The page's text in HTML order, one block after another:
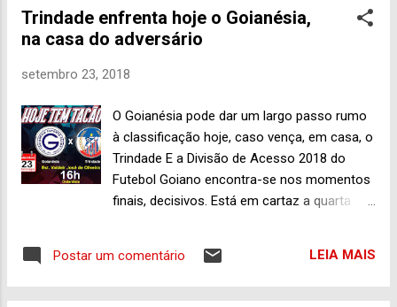
evento morno demais da conta,
principalmente fora dos limites da internet e
obedece quem tem juízo. Muito bem, caso
e aqui ) já divulgadas até hoje sobre a
corrida pelo comando do Governo de Goiás
primeiro turno, em 7 de outubro. Claro, no
Casa Verde”. Ronaldo Caiado (DEM) lidera,
Trindade enfrenta hoje o Goianésia,
na casa do adversário
setembro 23, 2018
O Goianésia pode dar um largo passo rumo
à classificação hoje, caso vença, em casa, o
Trindade E a Divisão de Acesso 2018 do
Futebol Goiano encontra-se nos momentos
finais, decisivos. Está em cartaz a quarta
(16 pontos, em 7º lugar) 2 X 1 Goiânia (22
pontos, na 3ª colocação), no Estádio
Postar um comentário LEIA MAIS